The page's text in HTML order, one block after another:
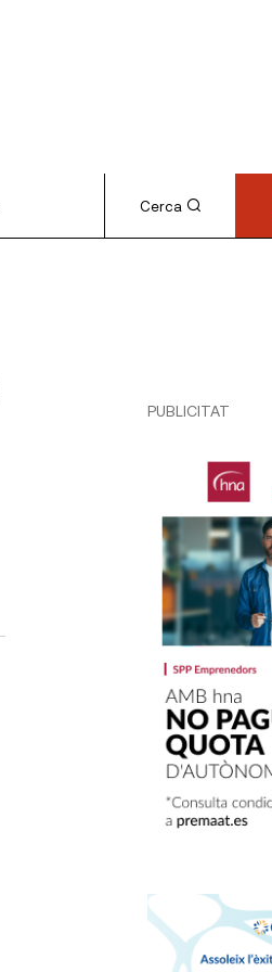
Cerca
PUBLICITAT